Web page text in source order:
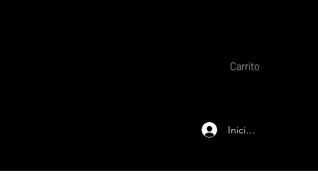
Carrito
Iniciar sesión